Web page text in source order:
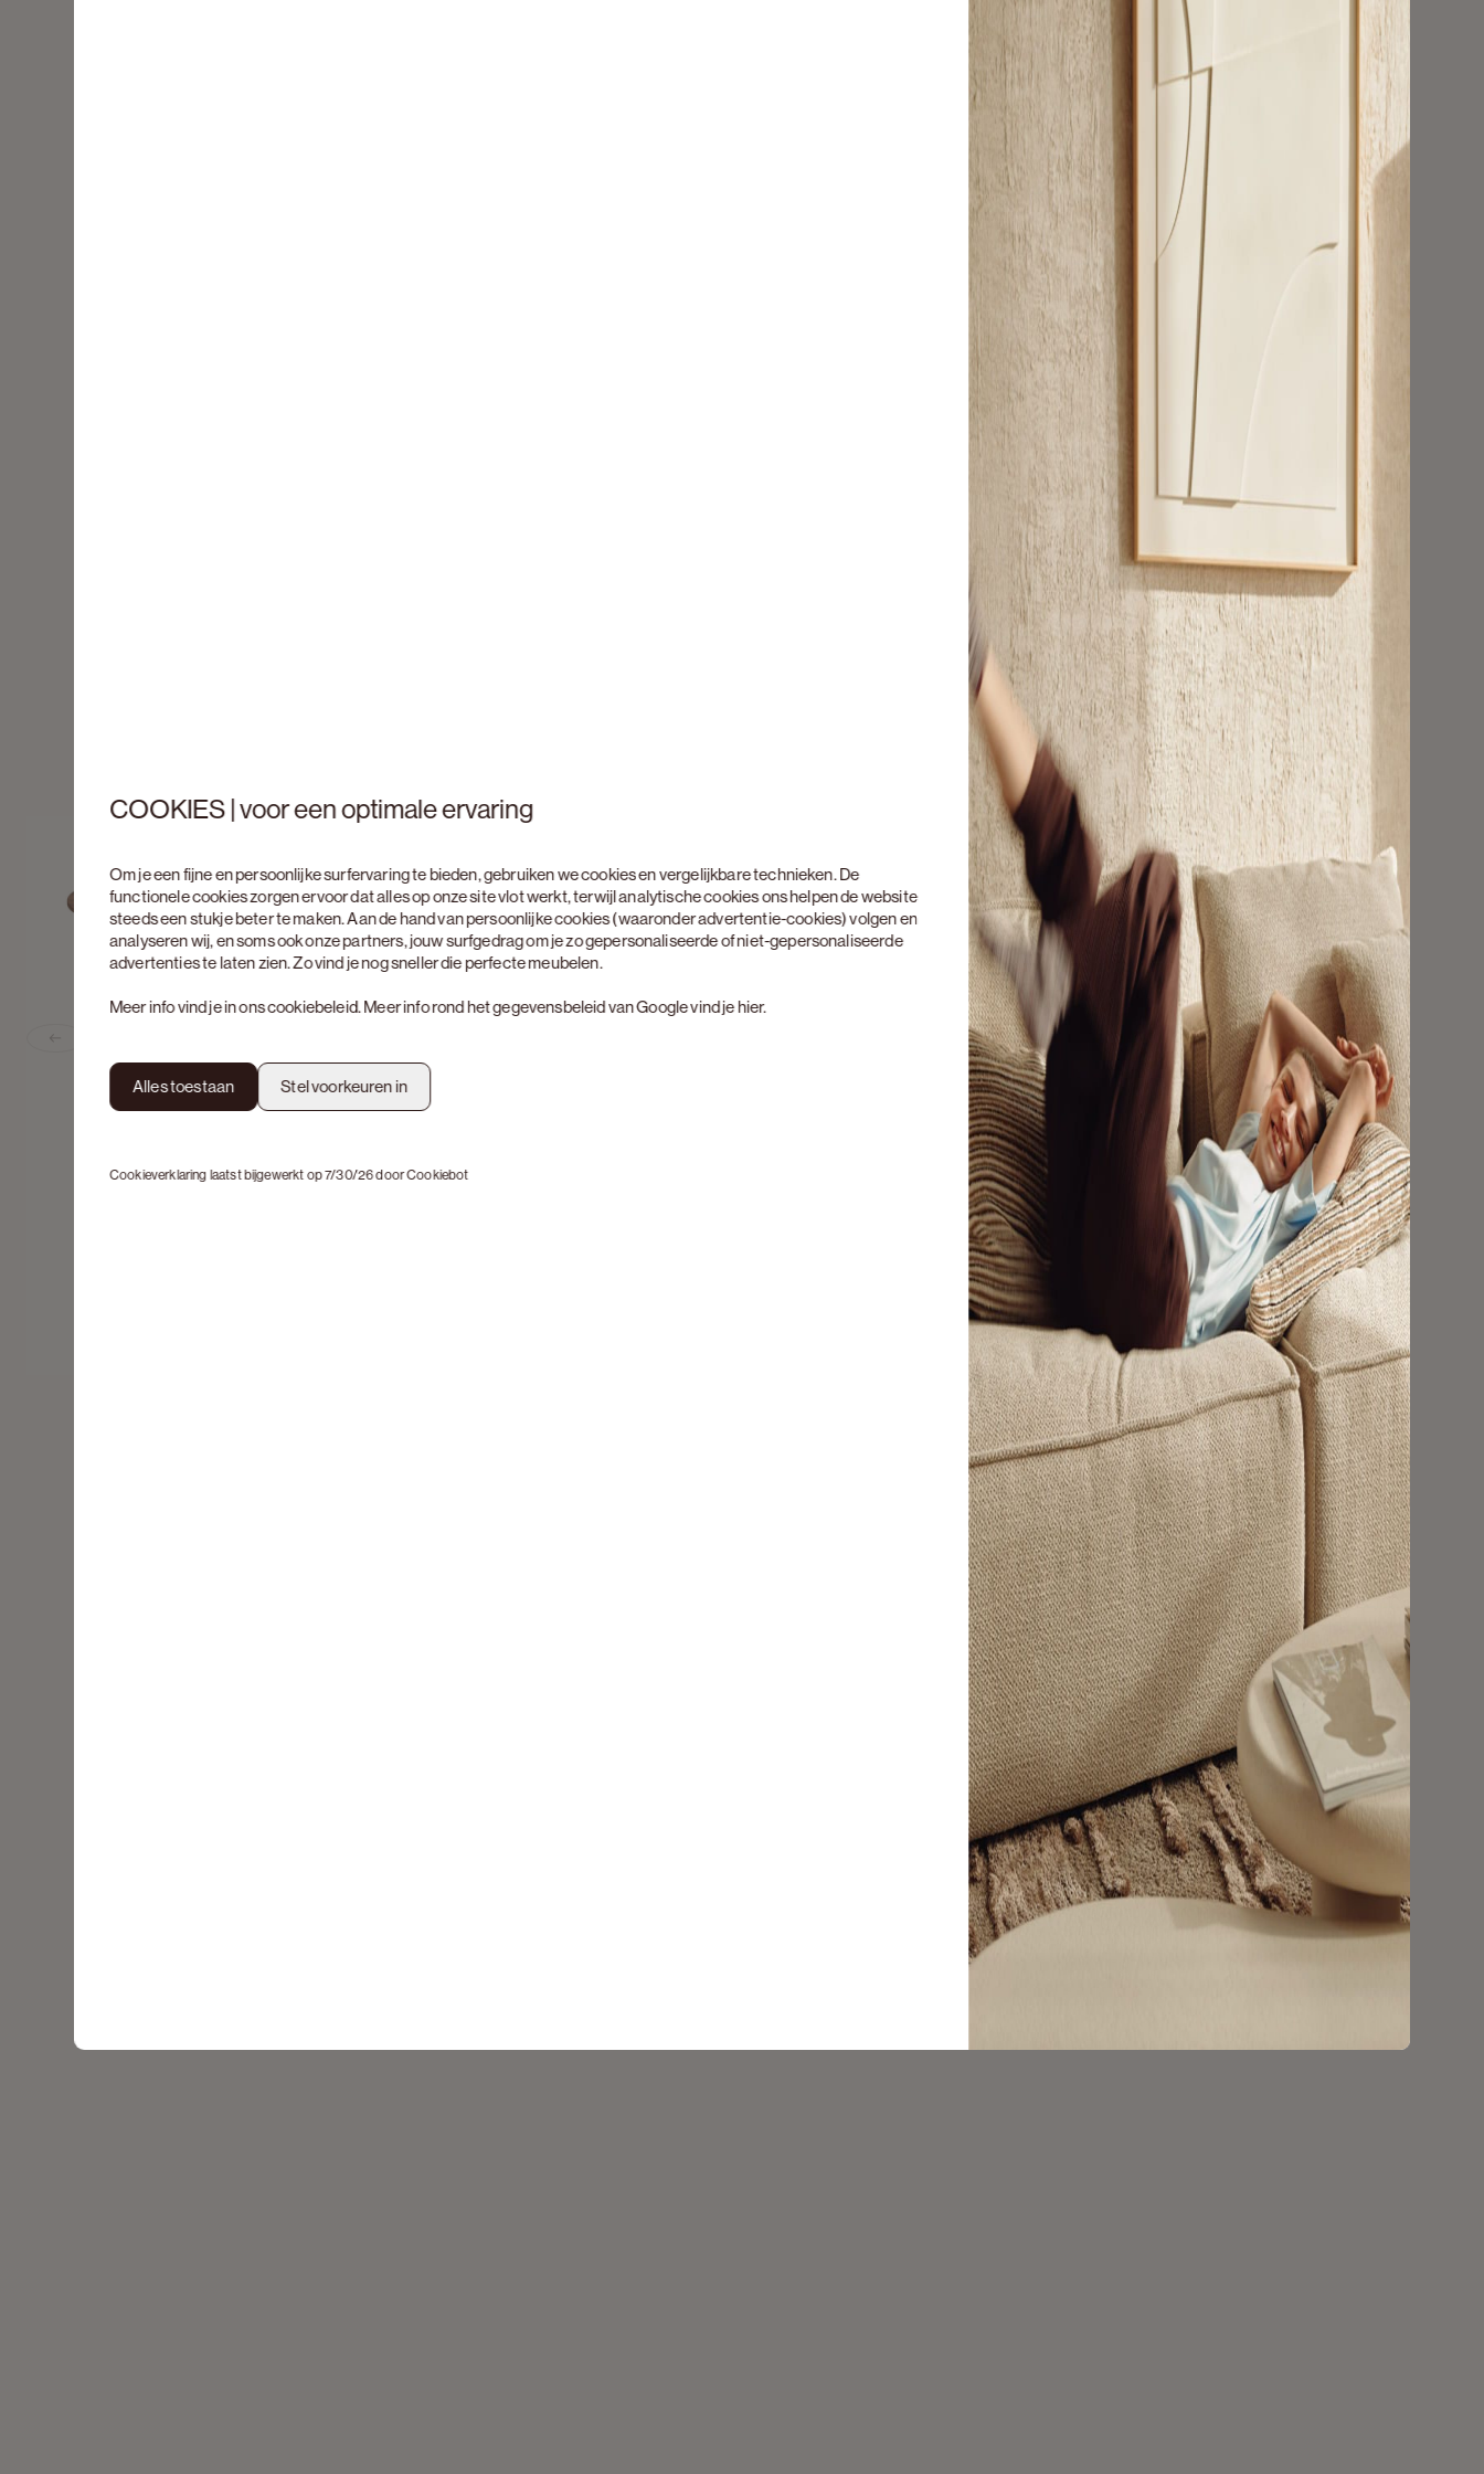
COOKIES | voor een optimale ervaring
Om je een fijne en persoonlijke surfervaring te bieden, gebruiken we cookies en vergelijkbare technieken. De
functionele cookies zorgen ervoor dat alles op onze site vlot werkt, terwijl analytische cookies ons helpen de website
steeds een stukje beter te maken. Aan de hand van persoonlijke cookies (waaronder advertentie-cookies) volgen en
analyseren wij, en soms ook onze partners, jouw surfgedrag om je zo gepersonaliseerde of niet-gepersonaliseerde
advertenties te laten zien. Zo vind je nog sneller die perfecte meubelen.
Meer info vind je in onscookiebeleid. Meer info rond het gegevensbeleid van Google vind jehier.
Alles toestaan Stel voorkeuren in
Cookieverklaring laatst bijgewerkt op 7/30/26 doorCookiebot